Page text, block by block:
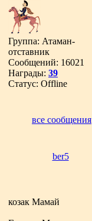
Группа: Атаман-
отставник
Сообщений: 16021
Награды: 39
Статус: Offline
все сообщения
ber5
козак Мамай